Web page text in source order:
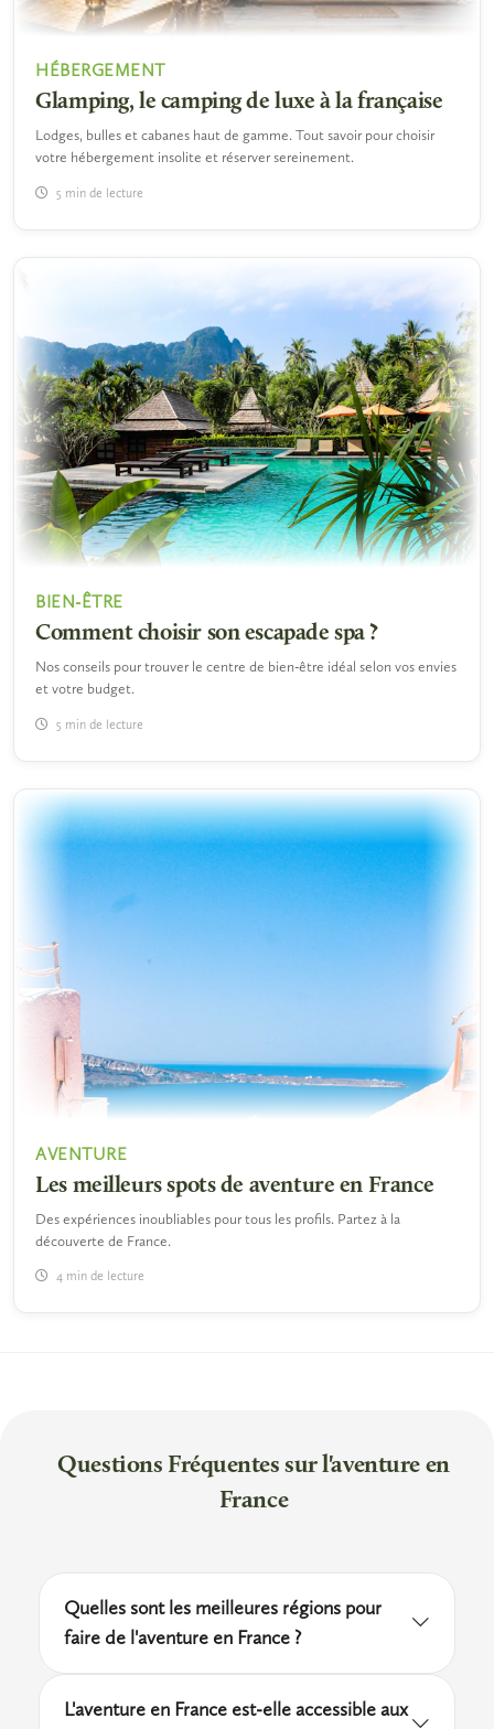
HÉBERGEMENT
Glamping, le camping de luxe à la française
Lodges, bulles et cabanes haut de gamme. Tout savoir pour choisir
votre hébergement insolite et réserver sereinement.
5 min de lecture
BIEN-ÊTRE
Comment choisir son escapade spa ?
Nos conseils pour trouver le centre de bien-être idéal selon vos envies
et votre budget.
5 min de lecture
AVENTURE
Les meilleurs spots de aventure en France
Des expériences inoubliables pour tous les profils. Partez à la
découverte de France.
4 min de lecture
Questions Fréquentes sur l'aventure en
France
Quelles sont les meilleures régions pour
faire de l'aventure en France ?
concentrent une grande partie des sites les
L'aventure en France est-elle accessible aux